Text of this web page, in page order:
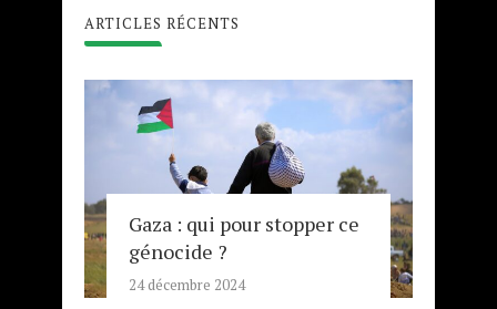
ARTICLES RÉCENTS
Gaza : qui pour stopper ce
génocide ?
24 décembre 2024